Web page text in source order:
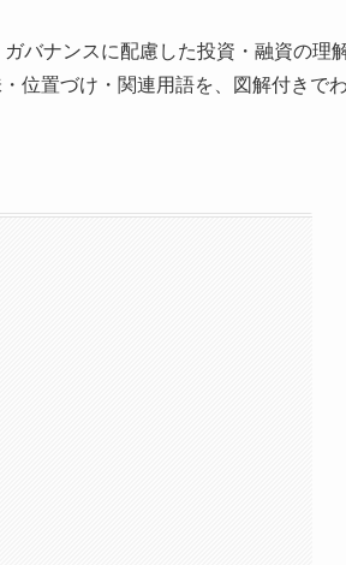
バナンスに配慮した投資・融資の理
位置づけ・関連用語を、図解付きで